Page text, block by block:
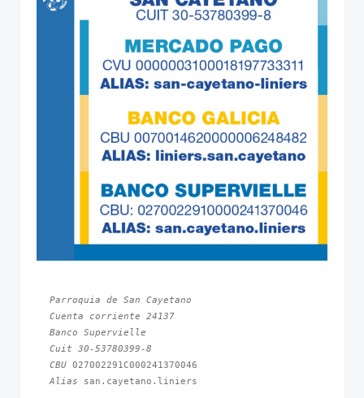
Parroquia de San Cayetano
Cuenta corriente 24137
Banco Supervielle
Cuit 30-53780399-8
CBU
Alias san.cayetano.liniers